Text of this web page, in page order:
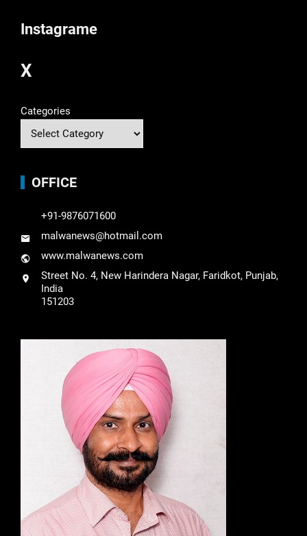
Instagrame
X
Categories
OFFICE
+91-9876071600
malwanews@hotmail.com
www.malwanews.com
Street No. 4, New Harindera Nagar, Faridkot, Punjab,
India
151203